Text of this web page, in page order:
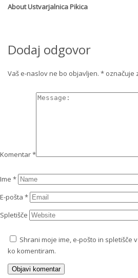
AboutUstvarjalnica Pikica
Dodaj odgovor
Vaš e-naslov ne bo objavljen. * označuje
Komentar*
Ime *
E-pošta *
Spletišče
Shrani moje ime, e-pošto in spletišče
ko komentiram.